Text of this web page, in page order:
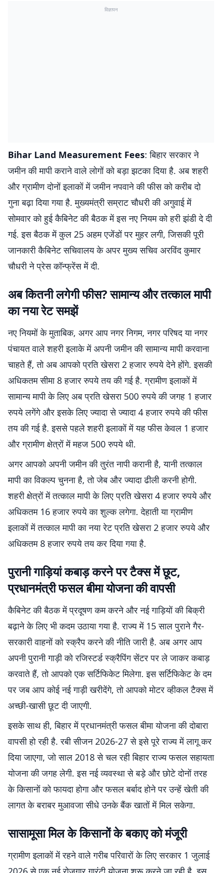
विज्ञापन
Bihar Land Measurement Fees: बिहार सरकार ने
जमीन की मापी कराने वाले लोगों को बड़ा झटका दिया है. अब शहरी
और ग्रामीण दोनों इलाकों में जमीन नपवाने की फीस को करीब दो
गुना बढ़ा दिया गया है. मुख्यमंत्री सम्राट चौधरी की अगुवाई में
सोमवार को हुई कैबिनेट की बैठक में इस नए नियम को हरी झंडी दे दी
गई. इस बैठक में कुल 25 अहम एजेंडों पर मुहर लगी, जिसकी पूरी
जानकारी कैबिनेट सचिवालय के अपर मुख्य सचिव अरविंद कुमार
चौधरी ने प्रेस कॉन्फ्रेंस में दी.
अब कितनी लगेगी फीस? सामान्य और तत्काल मापी
का नया रेट समझें
नए नियमों के मुताबिक, अगर आप नगर निगम, नगर परिषद या नगर
पंचायत वाले शहरी इलाके में अपनी जमीन की सामान्य मापी करवाना
चाहते हैं, तो अब आपको प्रति खेसरा 2 हजार रुपये देने होंगे. इसकी
अधिकतम सीमा 8 हजार रुपये तय की गई है. ग्रामीण इलाकों में
सामान्य मापी के लिए अब प्रति खेसरा 500 रुपये की जगह 1 हजार
रुपये लगेंगे और इसके लिए ज्यादा से ज्यादा 4 हजार रुपये की फीस
तय की गई है. इससे पहले शहरी इलाकों में यह फीस केवल 1 हजार
और ग्रामीण क्षेत्रों में महज 500 रुपये थी.
अगर आपको अपनी जमीन की तुरंत नापी करानी है, यानी तत्काल
मापी का विकल्प चुनना है, तो जेब और ज्यादा ढीली करनी होगी.
शहरी क्षेत्रों में तत्काल मापी के लिए प्रति खेसरा 4 हजार रुपये और
अधिकतम 16 हजार रुपये का शुल्क लगेगा. देहाती या ग्रामीण
इलाकों में तत्काल मापी का नया रेट प्रति खेसरा 2 हजार रुपये और
अधिकतम 8 हजार रुपये तय कर दिया गया है.
पुरानी गाड़ियां कबाड़ करने पर टैक्स में छूट,
प्रधानमंत्री फसल बीमा योजना की वापसी
कैबिनेट की बैठक में प्रदूषण कम करने और नई गाड़ियों की बिक्री
बढ़ाने के लिए भी कदम उठाया गया है. राज्य में 15 साल पुराने गैर-
सरकारी वाहनों को स्क्रैप करने की नीति जारी है. अब अगर आप
अपनी पुरानी गाड़ी को रजिस्टर्ड स्क्रैपिंग सेंटर पर ले जाकर कबाड़
करवाते हैं, तो आपको एक सर्टिफिकेट मिलेगा. इस सर्टिफिकेट के दम
पर जब आप कोई नई गाड़ी खरीदेंगे, तो आपको मोटर व्हीकल टैक्स में
अच्छी-खासी छूट दी जाएगी.
इसके साथ ही, बिहार में प्रधानमंत्री फसल बीमा योजना की दोबारा
वापसी हो रही है. रबी सीजन 2026-27 से इसे पूरे राज्य में लागू कर
दिया जाएगा, जो साल 2018 से चल रही बिहार राज्य फसल सहायता
योजना की जगह लेगी. इस नई व्यवस्था से बड़े और छोटे दोनों तरह
के किसानों को फायदा होगा और फसल बर्बाद होने पर उन्हें खेती की
लागत के बराबर मुआवजा सीधे उनके बैंक खातों में मिल सकेगा.
सासामूसा मिल के किसानों के बकाए को मंजूरी
ग्रामीण इलाकों में रहने वाले गरीब परिवारों के लिए सरकार 1 जुलाई